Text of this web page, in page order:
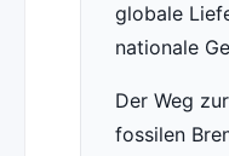
globale
nationale
Der Weg
fossilen